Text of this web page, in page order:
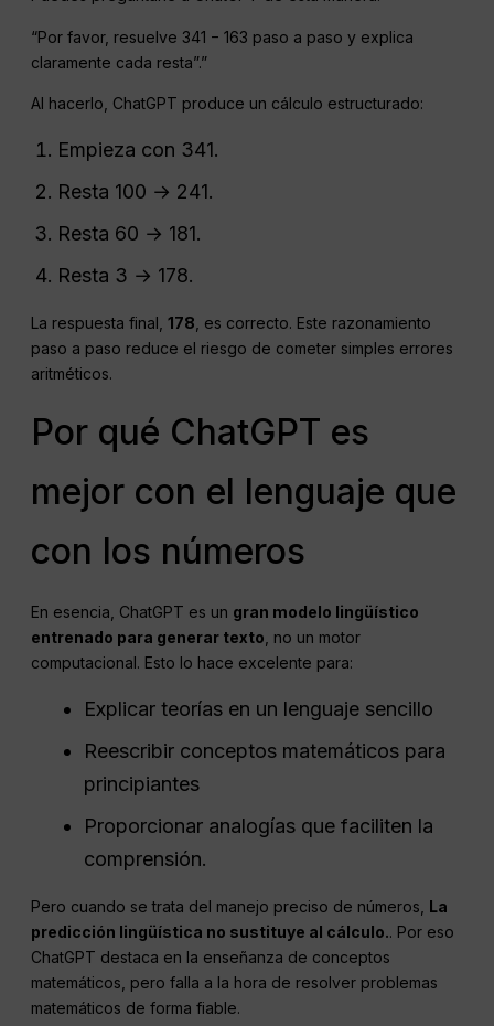
“Por favor, resuelve 341 − 163 paso a paso y explica
claramente cada resta”.”
Al hacerlo, ChatGPT produce un cálculo estructurado:
Empieza con 341.
Resta 100 → 241.
Resta 60 → 181.
Resta 3 → 178.
La respuesta final,178 , es correcto. Este razonamiento
paso a paso reduce el riesgo de cometer simples errores
aritméticos.
Por qué ChatGPT es
mejor con el lenguaje que
con los números
En esencia, ChatGPT es un gran modelo lingüístico
entrenado para generar texto , no un motor
computacional. Esto lo hace excelente para:
Explicar teorías en un lenguaje sencillo
Reescribir conceptos matemáticos para
principiantes
Proporcionar analogías que faciliten la
comprensión.
Pero cuando se trata del manejo preciso de números, La
predicción lingüística no sustituye al cálculo.. Por eso
ChatGPT destaca en la enseñanza de conceptos
matemáticos, pero falla a la hora de resolver problemas
matemáticos de forma fiable.